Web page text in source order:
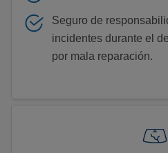
Seguro de
incidentes durante el
por mala reparación.